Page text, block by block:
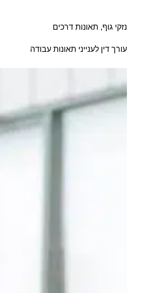
נזקי גוף, תאונות דרכים
עורך דין לענייני תאונות עבודה